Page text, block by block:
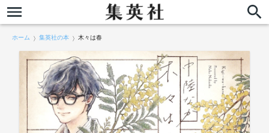
ホーム 集英社の本 木々は春